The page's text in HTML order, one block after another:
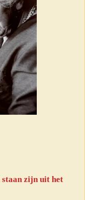
zijn uit het